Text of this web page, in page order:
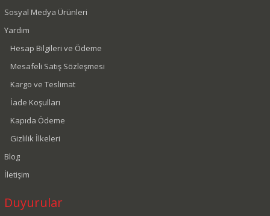
Sosyal Medya Ürünleri
Yardım
Hesap Bilgileri ve Ödeme
Mesafeli Satış Sözleşmesi
Kargo ve Teslimat
İade Koşulları
Kapıda Ödeme
Gizlilik İlkeleri
Blog
İletişim
Duyurular